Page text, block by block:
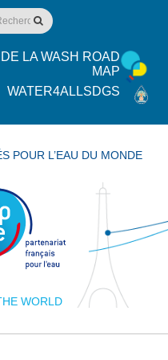
LA WASH ROAD
MAP
WATER4ALLSDGS
WORLD
POUR L’EAU DU MONDE